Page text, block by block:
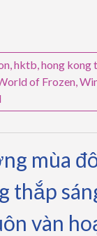
,hktb ,hong kong
of Frozen ,
mùa
thắp
vàn